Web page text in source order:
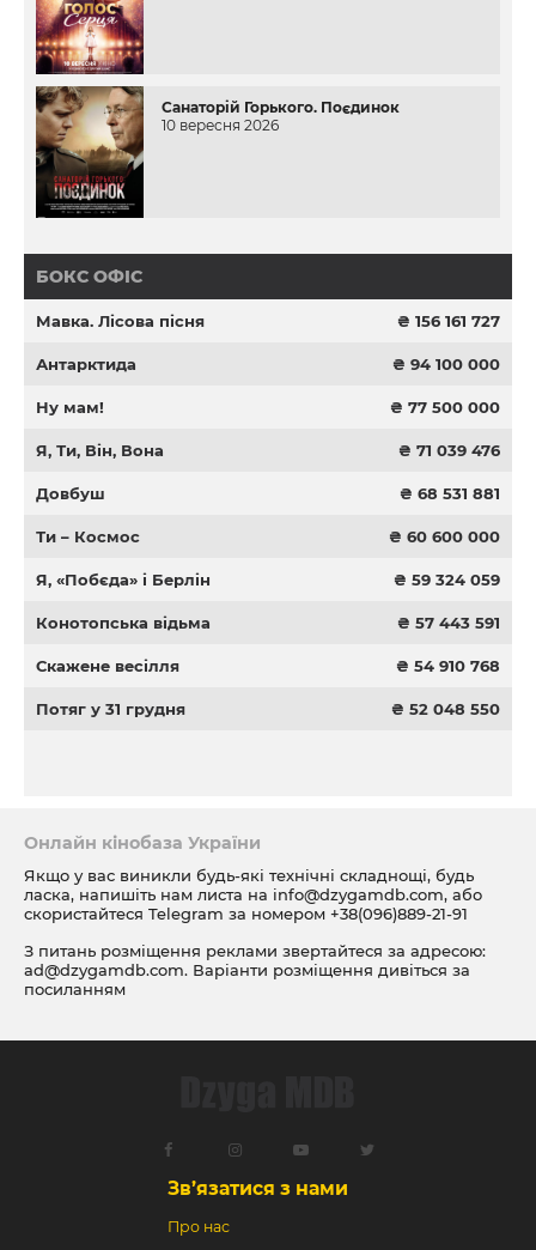
Санаторій Горького. Поєдинок
10 вересня 2026
БОКС ОФІС
Мавка. Лісова пісня ₴ 156 161 727
Антарктида ₴ 94 100 000
Ну мам! ₴ 77 500 000
Я, Ти, Він, Вона ₴ 71 039 476
Довбуш ₴ 68 531 881
Ти – Космос ₴ 60 600 000
Я, «Побєда» і Берлін ₴ 59 324 059
Конотопська відьма ₴ 57 443 591
Скажене весілля ₴ 54 910 768
Потяг у 31 грудня ₴ 52 048 550
Онлайн кінобаза України
Якщо у вас виникли будь-які технічні складнощі, будь
ласка, напишіть нам листа на info@dzygamdb.com, або
скористайтеся Telegram за номером +38(096)889-21-91
З питань розміщення реклами звертайтеся за адресою:
ad@dzygamdb.com. Варіанти розміщення дивіться за
посиланням
Зв’язатися з нами
Про нас